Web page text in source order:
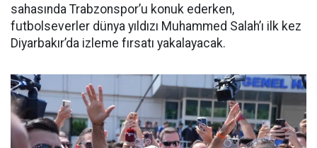
sahasında Trabzonspor’u konuk ederken,
futbolseverler dünya yıldızı Muhammed Salah’ı ilk kez
Diyarbakır’da izleme fırsatı yakalayacak.